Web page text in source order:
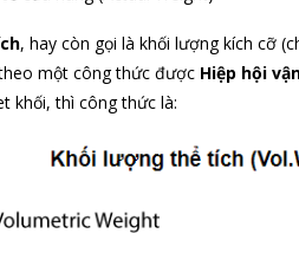
, hay còn gọi là khối lượng kích cỡ
một công thức được Hiệp hội
khối, thì công thức là: